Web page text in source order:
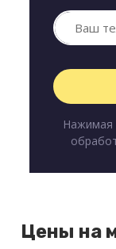
Нажимая
Цены на